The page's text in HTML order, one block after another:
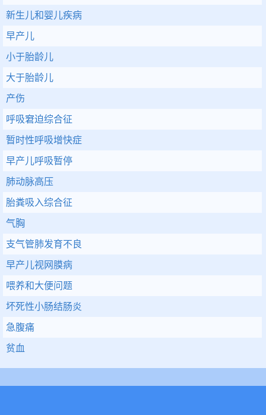
新生儿和婴儿疾病
早产儿
小于胎龄儿
大于胎龄儿
产伤
呼吸窘迫综合征
暂时性呼吸增快症
早产儿呼吸暂停
肺动脉高压
胎粪吸入综合征
气胸
支气管肺发育不良
早产儿视网膜病
喂养和大便问题
坏死性小肠结肠炎
急腹痛
贫血